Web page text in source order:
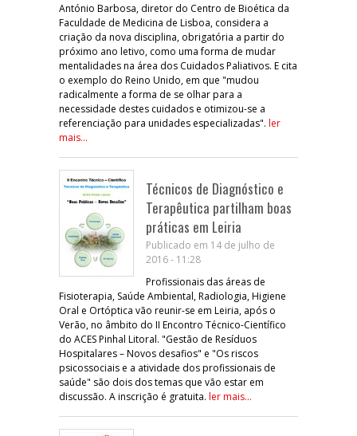
António Barbosa, diretor do Centro de Bioética da
Faculdade de Medicina de Lisboa, considera a
criação da nova disciplina, obrigatória a partir do
próximo ano letivo, como uma forma de mudar
mentalidades na área dos Cuidados Paliativos. E cita
o exemplo do Reino Unido, em que "mudou
radicalmente a forma de se olhar para a
necessidade destes cuidados e otimizou-se a
referenciação para unidades especializadas". ler
mais...
Técnicos de Diagnóstico e
Terapêutica partilham boas
práticas em Leiria
Publicado em 14 de julho de
2016 - 11:28
Profissionais das áreas de
Fisioterapia, Saúde Ambiental, Radiologia, Higiene
Oral e Ortóptica vão reunir-se em Leiria, após o
Verão, no âmbito do II Encontro Técnico-Científico
do ACES Pinhal Litoral. "Gestão de Resíduos
Hospitalares – Novos desafios" e "Os riscos
psicossociais e a atividade dos profissionais de
saúde" são dois dos temas que vão estar em
discussão. A inscrição é gratuita. ler mais...